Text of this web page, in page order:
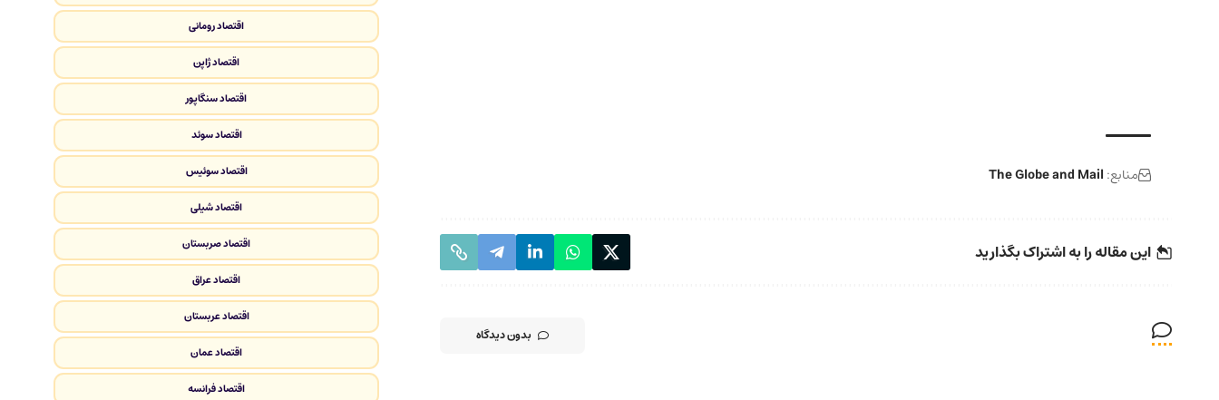
منابع: The Globe and Mail
این مقاله را به اشتراک بگذارید
بدون دیدگاه
اقتصاد رومانی
اقتصاد ژاپن
اقتصاد سنگاپور
اقتصاد سوئد
اقتصاد سوئیس
اقتصاد شیلی
اقتصاد صربستان
اقتصاد عراق
اقتصاد عربستان
اقتصاد عمان
اقتصاد فرانسه